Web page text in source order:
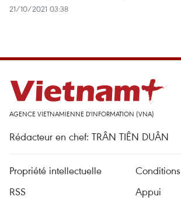
21/10/2021 03:38
AGENCE VIETNAMIENNE D'INFORMATION (VNA)
Rédacteur en chef: TRÂN TIÊN DUÂN
Propriété intellectuelle
RSS
Appui